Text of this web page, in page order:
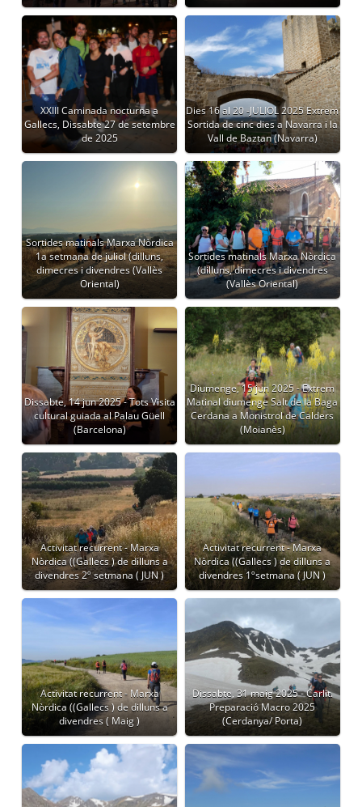
XXIII Caminada nocturna a
Gallecs, Dissabte 27 de setembre
de 2025
Dies 16 al 20 -JULIOL 2025 Extrem
Sortida de cinc dies a Navarra i la
Vall de Baztan (Navarra)
Sortides matinals Marxa Nòrdica
1a setmana de juliol (dilluns,
dimecres i divendres (Vallès
Oriental)
Sortides matinals Marxa Nòrdica
(dilluns, dimecres i divendres
(Vallès Oriental)
Dissabte, 14 jun 2025 - Tots Visita
cultural guiada al Palau Güell
(Barcelona)
Diumenge, 15 jun 2025 - Extrem
Matinal diumenge Salt de la Baga
Cerdana a Monistrol de Calders
(Moianès)
Activitat recurrent - Marxa
Nòrdica ((Gallecs ) de dilluns a
divendres 2º setmana ( JUN )
Activitat recurrent - Marxa
Nòrdica ((Gallecs ) de dilluns a
divendres 1ºsetmana ( JUN )
Activitat recurrent - Marxa
Nòrdica ((Gallecs ) de dilluns a
divendres ( Maig )
Dissabte, 31 maig 2025 - Carlit.
Preparació Macro 2025
(Cerdanya/ Porta)